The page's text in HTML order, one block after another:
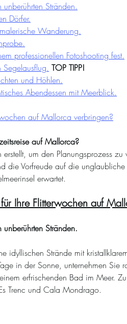
Stränden.
Dörfer.
Wanderung.
professionellen Fotoshooting fest.
TOP TIPP!
und Höhlen.
Abendessen mit Meerblick.
auf Mallorca verbringen?
auf Mallorca?
um den Planungsprozess
die Vorfreude auf die
erwartet.
Ihre Flitterwochen auf
Stränden.
idyllischen Strände mit
in der Sonne, unternehmen Sie
erfrischenden Bad im Meer.
Trenc und Cala Mondrago.